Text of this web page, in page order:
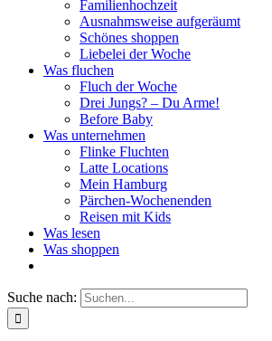
Familienhochzeit
Ausnahmsweise aufgeräumt
Schönes shoppen
Liebelei der Woche
Was fluchen
Fluch der Woche
Drei Jungs? – Du Arme!
Before Baby
Was unternehmen
Flinke Fluchten
Latte Locations
Mein Hamburg
Pärchen-Wochenenden
Reisen mit Kids
Was lesen
Was shoppen
Suche nach: